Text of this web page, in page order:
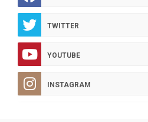
TWITTER
YOUTUBE
INSTAGRAM